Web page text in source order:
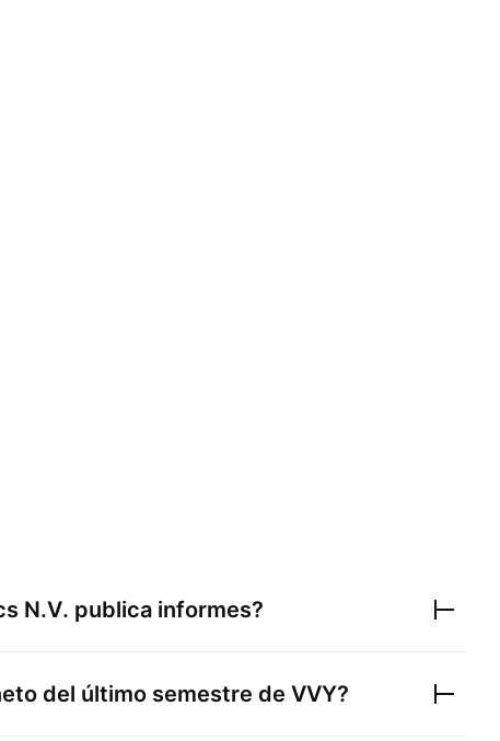
N.V. publica informes?
del último semestre de VVY?